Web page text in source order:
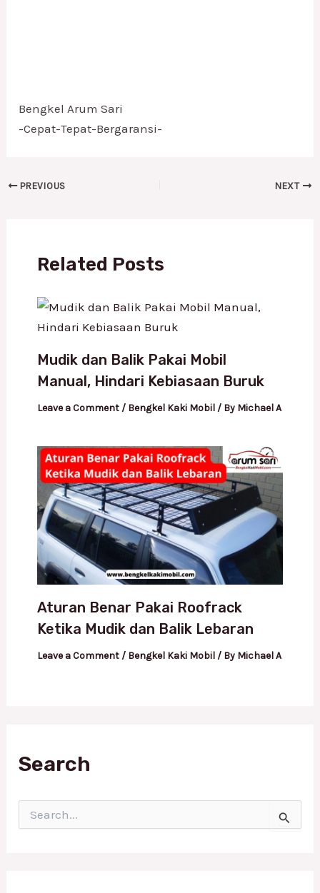
Bengkel Arum Sari
-Cepat-Tepat-Bergaransi-
PREVIOUS NEXT
Related Posts
Mudik dan Balik Pakai Mobil
Manual, Hindari Kebiasaan Buruk
Leave a Comment / Bengkel Kaki Mobil/ By Michael A
Aturan Benar Pakai Roofrack
Ketika Mudik dan Balik Lebaran
Leave a Comment / Bengkel Kaki Mobil/ By Michael A
Search
e